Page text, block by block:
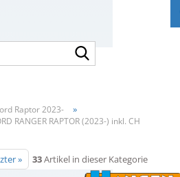
Raptor 2023- »
RANGER RAPTOR (2023-) inkl. CH
» 33Artikel in dieser Kategorie